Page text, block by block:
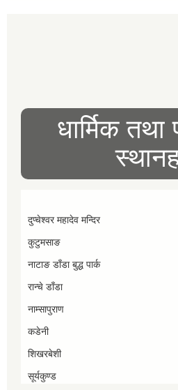
धार्मिक तथा
दुप्चेश्वर महादेव मन्दिर
कुटुमसाङ
नाटाङ डाँडा बुद्ध पार्क
रान्चे डाँडा
नाम्सापुराण
कडेनी
शिखरबेशी
सूर्यकुण्ड